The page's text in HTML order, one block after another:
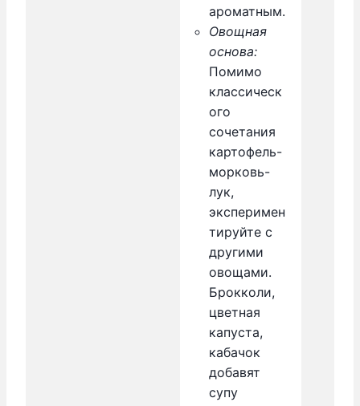
ароматным.
Овощная
основа:
Помимо
классическ
ого
сочетания
картофель-
морковь-
лук,
эксперимен
тируйте с
другими
овощами.
Брокколи,
цветная
капуста,
кабачок
добавят
супу